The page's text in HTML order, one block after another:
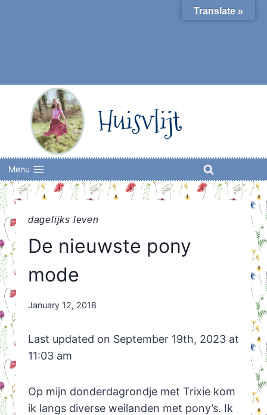
Huisvlijt
Menu
dagelijks leven
De nieuwste pony
mode
By
January 12, 2018
Last updated on September 19th, 2023 at
11:03 am
Op mijn donderdagrondje met Trixie kom
ik langs diverse weilanden met pony’s. Ik
Translate »